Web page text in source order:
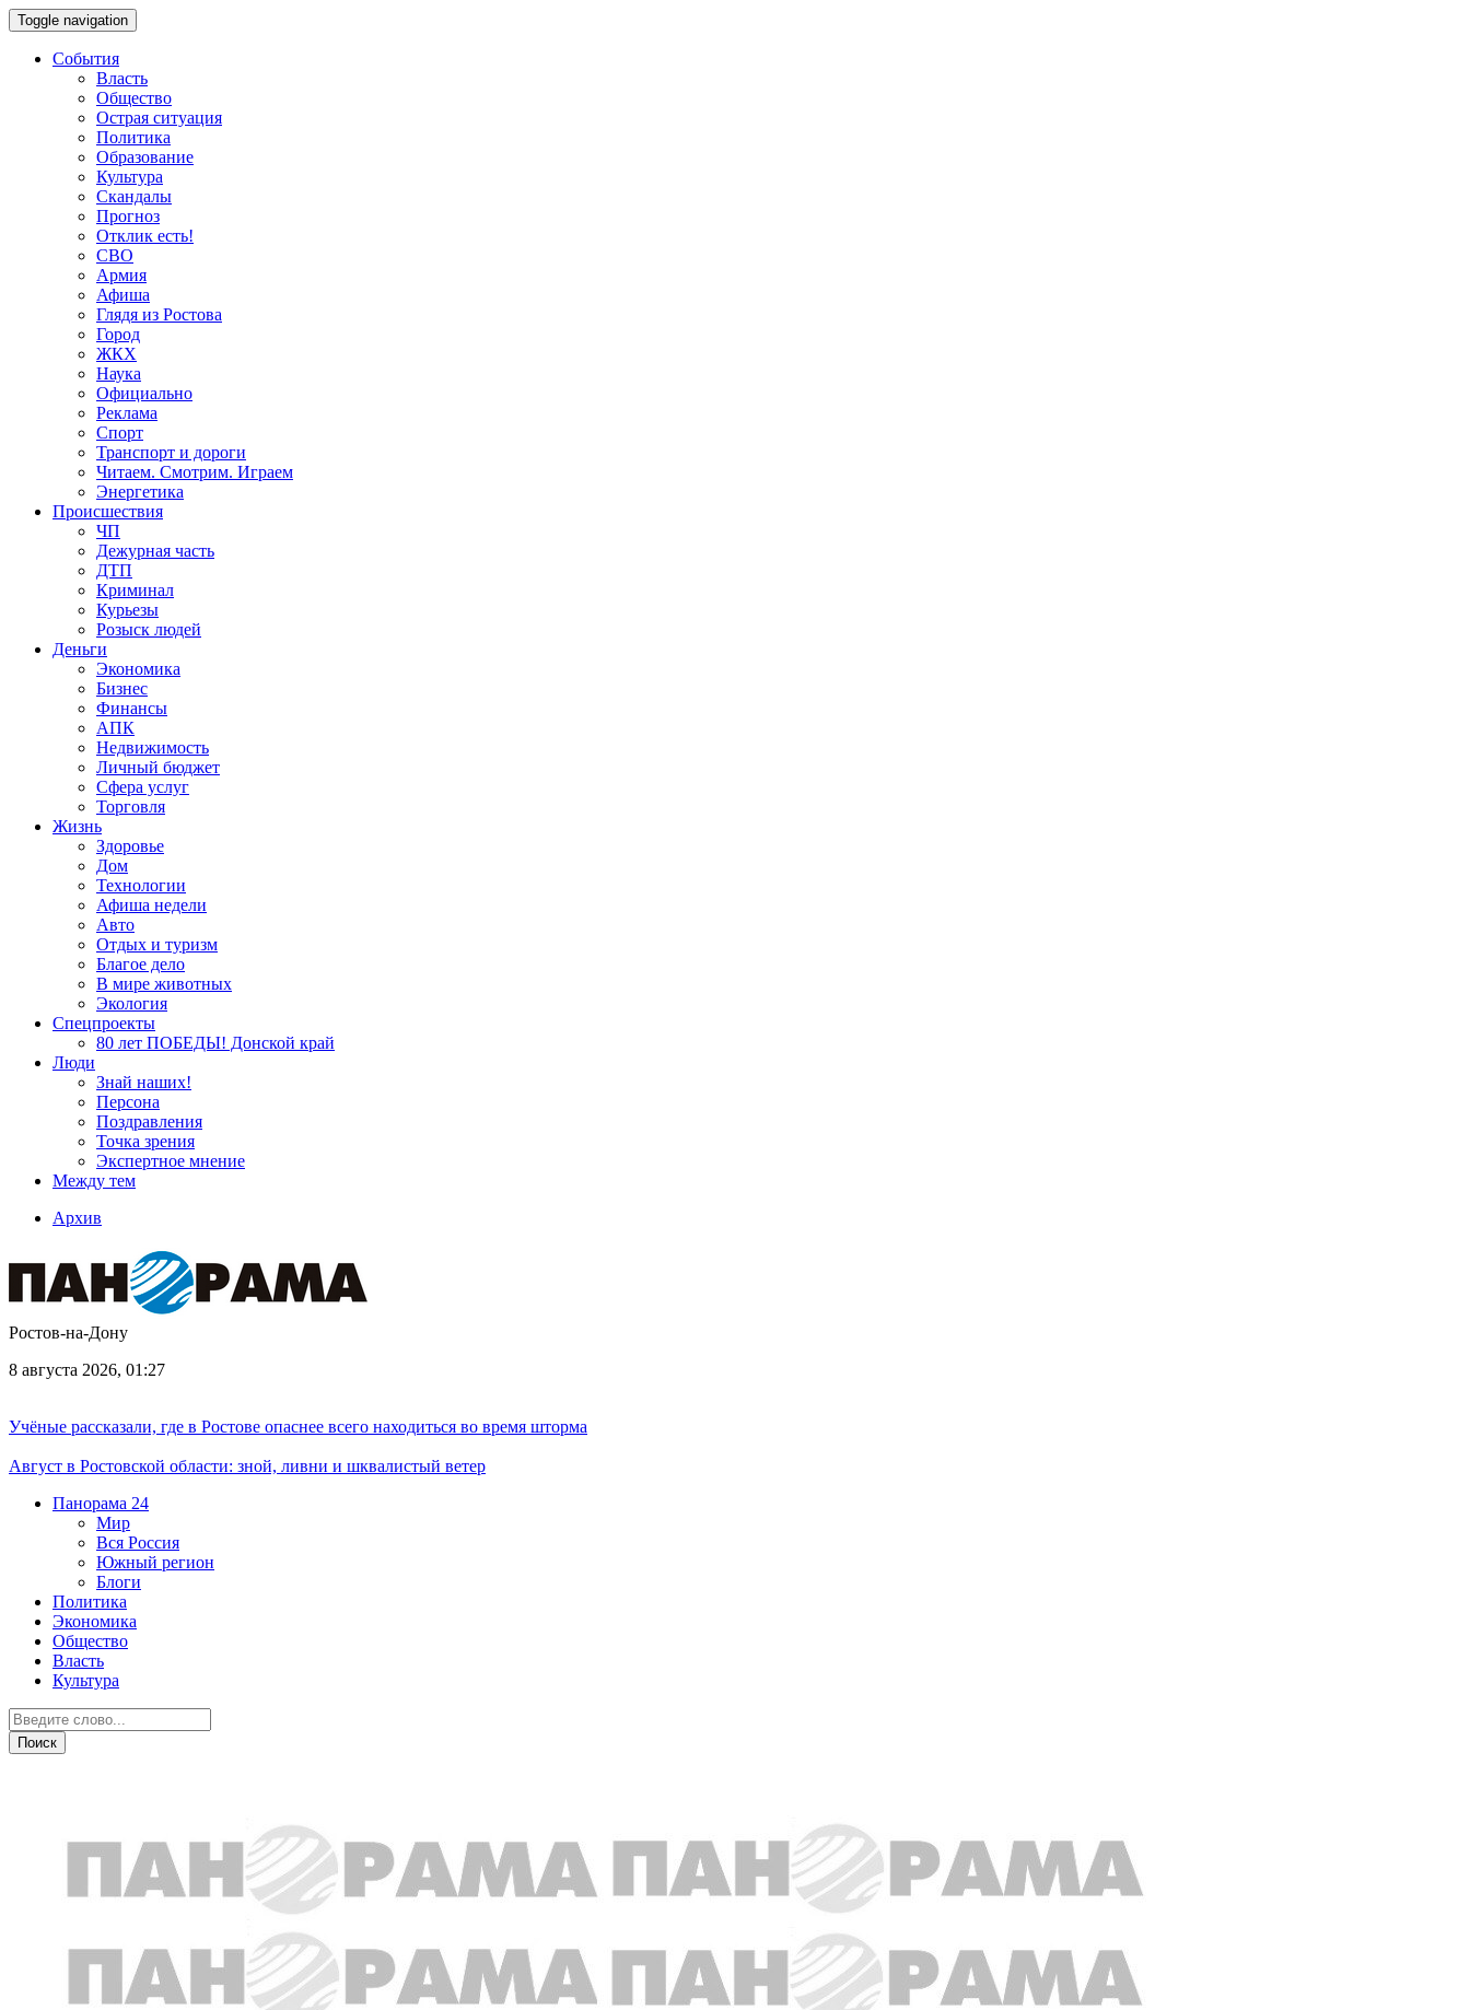
Toggle navigation
События
Власть
Общество
Острая ситуация
Политика
Образование
Культура
Скандалы
Прогноз
Отклик есть!
СВО
Армия
Афиша
Глядя из Ростова
Город
ЖКХ
Наука
Официально
Реклама
Спорт
Транспорт и дороги
Читаем. Смотрим. Играем
Энергетика
Происшествия
ЧП
Дежурная часть
ДТП
Криминал
Курьезы
Розыск людей
Деньги
Экономика
Бизнес
Финансы
АПК
Недвижимость
Личный бюджет
Сфера услуг
Торговля
Жизнь
Здоровье
Дом
Технологии
Афиша недели
Авто
Отдых и туризм
Благое дело
В мире животных
Экология
Спецпроекты
80 лет ПОБЕДЫ! Донской край
Люди
Знай наших!
Персона
Поздравления
Точка зрения
Экспертное мнение
Между тем
Архив
Ростов-на-Дону
8 августа 2026, 01:27
Учёные рассказали, где в Ростове опаснее всего находиться во время шторма
Август в Ростовской области: зной, ливни и шквалистый ветер
Панорама 24
Мир
Вся Россия
Южный регион
Блоги
Политика
Экономика
Общество
Власть
Культура